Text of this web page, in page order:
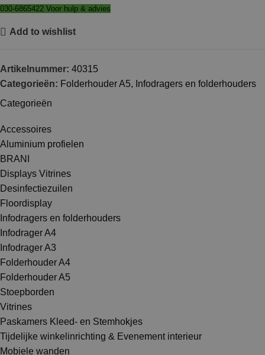
Categorieën
Accessoires
Aluminium profielen
BRANI
Displays Vitrines
Desinfectiezuilen
Floordisplay
Infodragers en folderhouders
Infodrager A4
Infodrager A3
Folderhouder A4
Folderhouder A5
Stoepborden
Vitrines
Paskamers Kleed- en Stemhokjes
Tijdelijke winkelinrichting & Evenement interieur
Mobiele wanden
030-6865422 Voor hulp & advies
Add to wishlist
Artikelnummer: 40315
Categorieën: Folderhouder A5, Infodragers en folderhouders